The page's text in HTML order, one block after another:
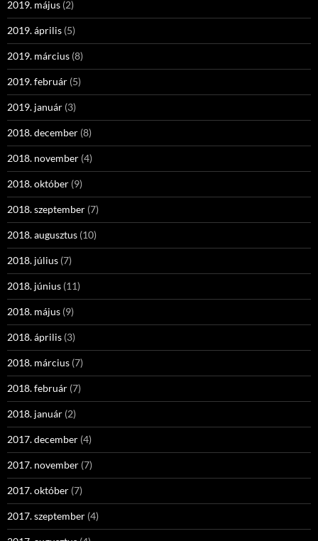
2019. május (2)
2019. április (5)
2019. március (8)
2019. február (5)
2019. január (3)
2018. december (8)
2018. november (4)
2018. október (9)
2018. szeptember (7)
2018. augusztus (10)
2018. július (7)
2018. június (11)
2018. május (9)
2018. április (3)
2018. március (7)
2018. február (7)
2018. január (2)
2017. december (4)
2017. november (7)
2017. október (7)
2017. szeptember (4)